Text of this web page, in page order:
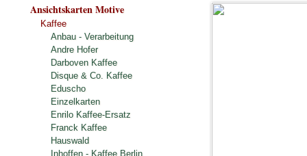
Ansichtskarten Motive
Kaffee
Anbau - Verarbeitung
Andre Hofer
Darboven Kaffee
Disque & Co. Kaffee
Eduscho
Einzelkarten
Enrilo Kaffee-Ersatz
Franck Kaffee
Hauswald
Inhoffen - Kaffee Berlin